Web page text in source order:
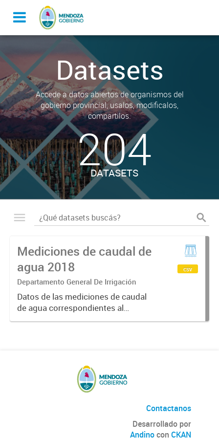
Datasets
Accede a datos abiertos de organismos del
gobierno provincial, usalos, modificalos,
compartilos.
204
DATASETS
Mediciones de caudal de
agua 2018
Departamento General De Irrigación
Datos de las mediciones de caudal
de agua correspondientes al
Sistema MIDO (Modelo de
csv
Contactanos
Desarrollado por
Andinocon CKAN